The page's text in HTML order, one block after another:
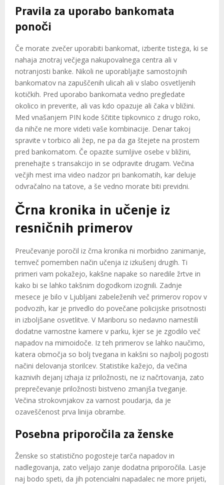
Pravila za uporabo bankomata
ponoči
Če morate zvečer uporabiti bankomat, izberite tistega, ki se
nahaja znotraj večjega nakupovalnega centra ali v
notranjosti banke. Nikoli ne uporabljajte samostojnih
bankomatov na zapuščenih ulicah ali v slabo osvetljenih
kotičkih. Pred uporabo bankomata vedno pregledate
okolico in preverite, ali vas kdo opazuje ali čaka v bližini.
Med vnašanjem PIN kode ščitite tipkovnico z drugo roko,
da nihče ne more videti vaše kombinacije. Denar takoj
spravite v torbico ali žep, ne pa da ga štejete na prostem
pred bankomatom. Če opazite sumljive osebe v bližini,
prenehajte s transakcijo in se odpravite drugam. Večina
večjih mest ima video nadzor pri bankomatih, kar deluje
odvračalno na tatove, a še vedno morate biti previdni.
Črna kronika in učenje iz
resničnih primerov
Preučevanje poročil iz črna kronika ni morbidno zanimanje,
temveč pomemben način učenja iz izkušenj drugih. Ti
primeri vam pokažejo, kakšne napake so naredile žrtve in
kako bi se lahko takšnim dogodkom izognili. Zadnje
mesece je bilo v Ljubljani zabeleženih več primerov ropov v
podvozih, kar je privedlo do povečane policijske prisotnosti
in izboljšane osvetlitve. V Mariboru so nedavno namestili
dodatne varnostne kamere v parku, kjer se je zgodilo več
napadov na mimoidoče. Iz teh primerov se lahko naučimo,
katera območja so bolj tvegana in kakšni so najbolj pogosti
načini delovanja storilcev. Statistike kažejo, da večina
kaznivih dejanj izhaja iz priložnosti, ne iz načrtovanja, zato
preprečevanje priložnosti bistveno zmanjša tveganje.
Večina strokovnjakov za varnost poudarja, da je
ozaveščenost prva linija obrambe.
Posebna priporočila za ženske
Ženske so statistično pogosteje tarča napadov in
nadlegovanja, zato veljajo zanje dodatna priporočila. Lasje
naj bodo speti, da jih potencialni napadalec ne more prijeti,